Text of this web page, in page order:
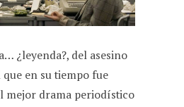
¿leyenda?, del asesino
en su tiempo fue
mejor drama periodístico